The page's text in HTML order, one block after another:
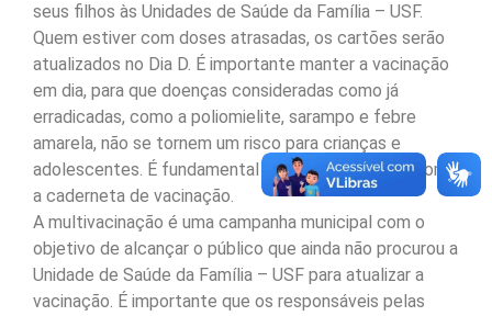
seus filhos às Unidades de Saúde da Família – USF.
Quem estiver com doses atrasadas, os cartões serão
atualizados no Dia D. É importante manter a vacinação
em dia, para que doenças consideradas como já
erradicadas, como a poliomielite, sarampo e febre
amarela, não se tornem um risco para crianças e
adolescentes. É fundamental o comparecimento com
a caderneta de vacinação.
A multivacinação é uma campanha municipal com o
objetivo de alcançar o público que ainda não procurou a
Unidade de Saúde da Família – USF para atualizar a
vacinação. É importante que os responsáveis pelas